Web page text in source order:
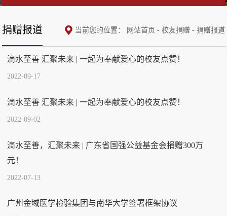
捐赠报道 当前您的位置： 网站首页 - 校友捐赠 - 捐赠报道
滴水至善 汇聚未来 | 一起为奉献爱心的校友点赞！
2022-09-17
滴水至善 汇聚未来 | 一起为奉献爱心的校友点赞！
2022-09-02
滴水至善，汇聚未来 | 广东省国强公益基金会捐赠300万
元！
2022-07-13
广州金域医学检验集团与南华大学签署框架协议